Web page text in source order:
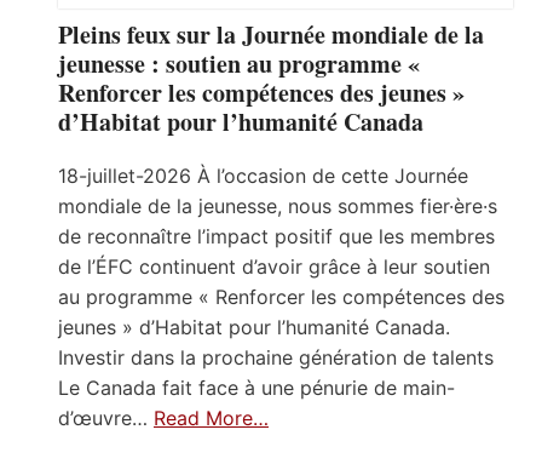
Pleins feux sur la Journée mondiale de la
jeunesse : soutien au programme «
Renforcer les compétences des jeunes »
d’Habitat pour l’humanité Canada
18-juillet-2026 À l’occasion de cette Journée
mondiale de la jeunesse, nous sommes fier·ère·s
de reconnaître l’impact positif que les membres
de l’ÉFC continuent d’avoir grâce à leur soutien
au programme « Renforcer les compétences des
jeunes » d’Habitat pour l’humanité Canada.
Investir dans la prochaine génération de talents
Le Canada fait face à une pénurie de main-
d’œuvre… Read More…